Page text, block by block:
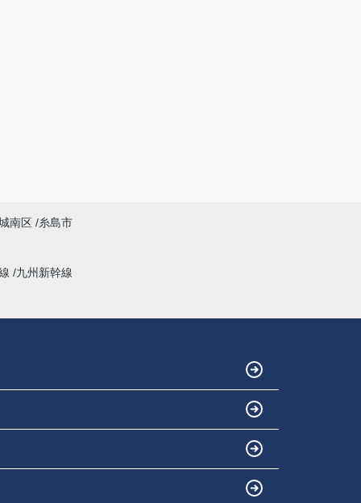
南区 糸島市
九州新幹線